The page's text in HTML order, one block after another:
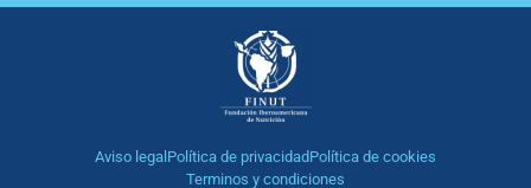
Aviso legal Política de privacidadPolítica de cookies
Terminos y condiciones